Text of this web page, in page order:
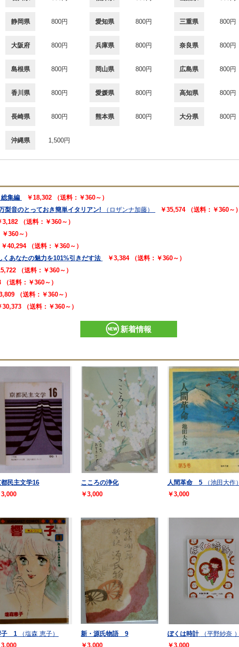
静岡県 800円 愛知県 800円 三重県 800円
大阪府 800円 兵庫県 800円 奈良県 800円
島根県 800円 岡山県 800円 広島県 800円
香川県 800円 愛媛県 800円 高知県 800円
長崎県 800円 熊本県 800円 大分県 800円
沖縄県 1,500円
集編
￥18,302 （送料：￥360～）
梨音のとっておき簡単イタリアン!
（ロザンナ加藤）
￥35,574 （送料：￥360～）
3,182 （送料：￥360～）
360～）
￥40,294 （送料：￥360～）
くあなたの魅力を101%引きだす法
￥3,384 （送料：￥360～）
（送料：￥360～）
（送料：￥360～）
（送料：￥360～）
30,373 （送料：￥360～）
新着情報
民主文学16
3,000
こころの浄化
￥3,000
人間革命 5
（池田大作）
￥3,000
子 1
（塩森 恵子）
3,000
新・源氏物語 9
￥3,000
ぼくは時計
（平野紗奈 ）
￥3,000